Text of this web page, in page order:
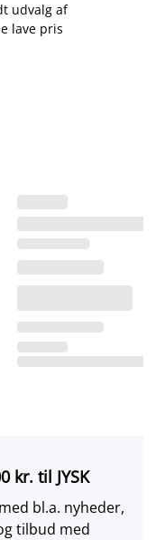
udvalg af
lave pris
kr. til JYSK
bl.a. nyheder,
tilbud med